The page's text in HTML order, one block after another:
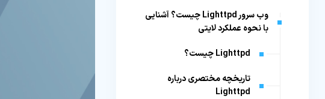
وب سرور Lighttpd چیست؟ آشنایی
با نحوه عملکرد لایتی
Lighttpd چیست؟
تاریخچه مختصری درباره
Lighttpd